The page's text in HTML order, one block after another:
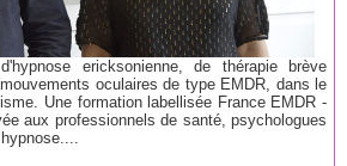
ericksonienne, de thérapie brève
oculaires de type EMDR, dans le
Une formation labellisée France EMDR -
aux professionnels de santé, psychologues